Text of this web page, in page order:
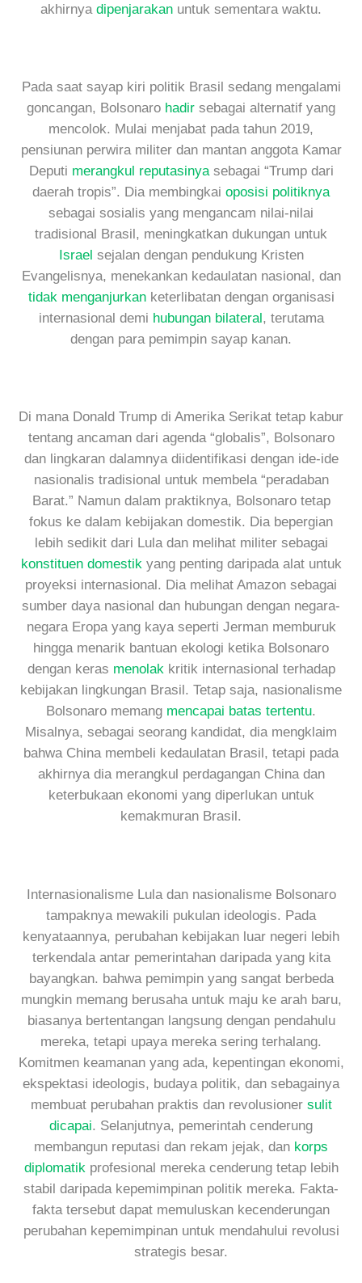
akhirnya dipenjarakan untuk sementara waktu.
Pada saat sayap kiri politik Brasil sedang mengalami
goncangan, Bolsonaro hadir sebagai alternatif yang
mencolok. Mulai menjabat pada tahun 2019,
pensiunan perwira militer dan mantan anggota Kamar
Deputi merangkul reputasinyasebagai “Trump dari
daerah tropis”. Dia membingkai oposisi politiknya
sebagai sosialis yang mengancam nilai-nilai
tradisional Brasil, meningkatkan dukungan untuk
Israel sejalan dengan pendukung Kristen
Evangelisnya, menekankan kedaulatan nasional, dan
tidak menganjurkanketerlibatan dengan organisasi
internasional demi hubungan bilateral, terutama
dengan para pemimpin sayap kanan.
Di mana Donald Trump di Amerika Serikat tetap kabur
tentang ancaman dari agenda “globalis”, Bolsonaro
dan lingkaran dalamnya diidentifikasi dengan ide-ide
nasionalis tradisional untuk membela “peradaban
Barat.” Namun dalam praktiknya, Bolsonaro tetap
fokus ke dalam kebijakan domestik. Dia bepergian
lebih sedikit dari Lula dan melihat militer sebagai
konstituen domestikyang penting daripada alat untuk
proyeksi internasional. Dia melihat Amazon sebagai
sumber daya nasional dan hubungan dengan negara-
negara Eropa yang kaya seperti Jerman memburuk
hingga menarik bantuan ekologi ketika Bolsonaro
dengan keras menolakkritik internasional terhadap
kebijakan lingkungan Brasil. Tetap saja, nasionalisme
Bolsonaro memang mencapai batas tertentu.
Misalnya, sebagai seorang kandidat, dia mengklaim
bahwa China membeli kedaulatan Brasil, tetapi pada
akhirnya dia merangkul perdagangan China dan
keterbukaan ekonomi yang diperlukan untuk
kemakmuran Brasil.
Internasionalisme Lula dan nasionalisme Bolsonaro
tampaknya mewakili pukulan ideologis. Pada
kenyataannya, perubahan kebijakan luar negeri lebih
terkendala antar pemerintahan daripada yang kita
bayangkan. bahwa pemimpin yang sangat berbeda
mungkin memang berusaha untuk maju ke arah baru,
biasanya bertentangan langsung dengan pendahulu
mereka, tetapi upaya mereka sering terhalang.
Komitmen keamanan yang ada, kepentingan ekonomi,
ekspektasi ideologis, budaya politik, dan sebagainya
membuat perubahan praktis dan revolusioner sulit
dicapai. Selanjutnya, pemerintah cenderung
membangun reputasi dan rekam jejak, dan korps
diplomatik profesional mereka cenderung tetap lebih
stabil daripada kepemimpinan politik mereka. Fakta-
fakta tersebut dapat memuluskan kecenderungan
perubahan kepemimpinan untuk mendahului revolusi
strategis besar.